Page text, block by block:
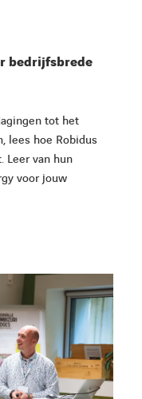
TWITTER
bedrijfsbrede
tot het
lees hoe Robidus
Leer van hun
voor jouw